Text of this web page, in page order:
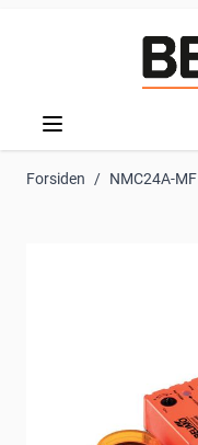
Forsiden / NMC24A-MF